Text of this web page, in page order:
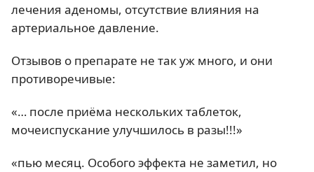
лечения аденомы, отсутствие влияния на
артериальное давление.
Отзывов о препарате не так уж много, и они
противоречивые:
«… после приёма нескольких таблеток,
мочеиспускание улучшилось в разы!!!»
«пью месяц. Особого эффекта не заметил, но